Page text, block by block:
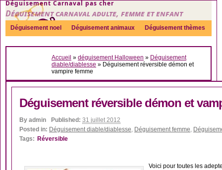
Déguisement Carnaval pas cher
Déguisement carnaval adulte, femme et enfant
Déguisement noel Déguisement animaux Déguisement thèmes
Sexy Déguisement couple Déguisements par genre Idées
Accueil » déguisement Halloween » Déguisement
diable/diablesse » Déguisement réversible démon et
vampire femme
Déguisement réversible démon et
By admin Published: 31 juillet 2012
Posted in: Déguisement diable/diablesse, Déguisement femme,
Tags: Réversible
Voici pour toutes les